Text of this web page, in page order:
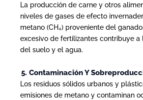
La producción de carne y otros
niveles de gases de efecto
metano (CH₄) proveniente del
excesivo de fertilizantes contribuye a
del suelo y el agua.
5. Contaminación Y
Los residuos sólidos urbanos y
emisiones de metano y contaminan